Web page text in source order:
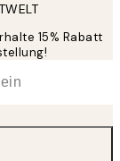
15% Rabatt